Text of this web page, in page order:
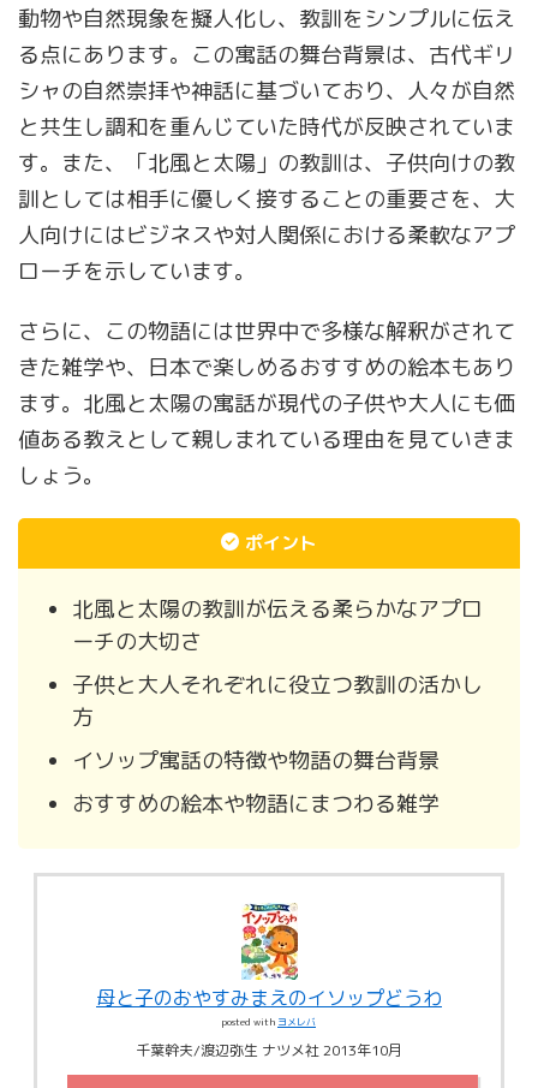
動物や自然現象を擬人化し、教訓をシンプルに伝え
る点にあります。この寓話の舞台背景は、古代ギリ
シャの自然崇拝や神話に基づいており、人々が自然
と共生し調和を重んじていた時代が反映されていま
す。また、「北風と太陽」の教訓は、子供向けの教
訓としては相手に優しく接することの重要さを、大
人向けにはビジネスや対人関係における柔軟なアプ
ローチを示しています。
さらに、この物語には世界中で多様な解釈がされて
きた雑学や、日本で楽しめるおすすめの絵本もあり
ます。北風と太陽の寓話が現代の子供や大人にも価
値ある教えとして親しまれている理由を見ていきま
しょう。
ポイント
北風と太陽の教訓が伝える柔らかなアプロ
ーチの大切さ
子供と大人それぞれに役立つ教訓の活かし
方
イソップ寓話の特徴や物語の舞台背景
おすすめの絵本や物語にまつわる雑学
母と子のおやすみまえのイソップどうわ
posted with ヨメレバ
千葉幹夫/渡辺弥生 ナツメ社 2013年10月